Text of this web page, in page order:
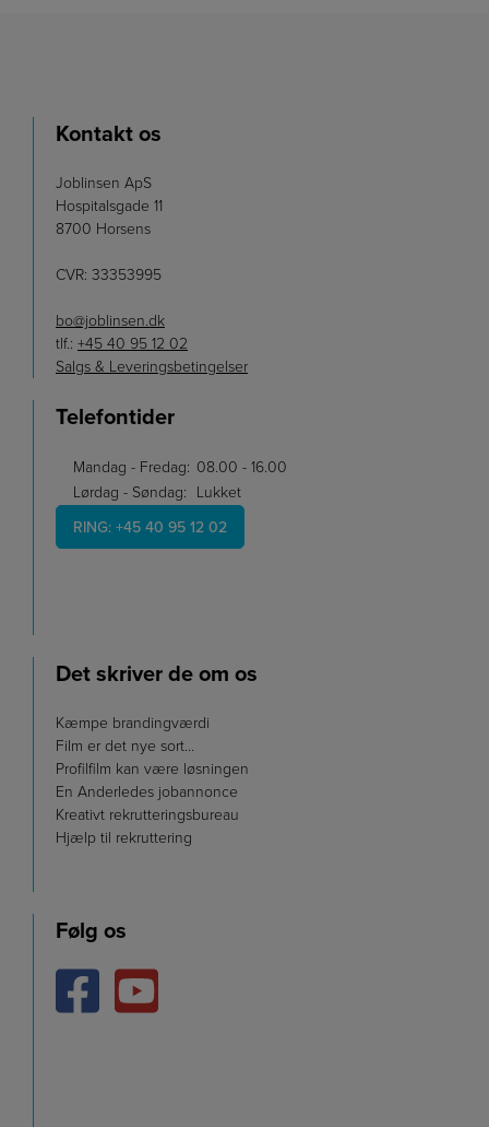
Kontakt os
Joblinsen ApS
Hospitalsgade 11
8700 Horsens
CVR: 33353995
bo@joblinsen.dk
tlf.: +45 40 95 12 02
Salgs & Leveringsbetingelser
Telefontider
Mandag - Fredag: 08.00 - 16.00
Lørdag - Søndag: Lukket
RING: +45 40 95 12 02
Det skriver de om os
Kæmpe brandingværdi
Film er det nye sort…
Profilfilm kan være løsningen
En Anderledes jobannonce
Kreativt rekrutteringsbureau
Hjælp til rekruttering
Følg os